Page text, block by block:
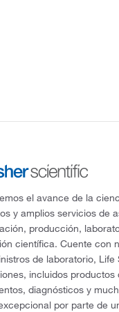
el avance de la
y amplios servicios de
producción,
científica. Cuente con
de laboratorio,
incluidos
diagnósticos y
por parte de